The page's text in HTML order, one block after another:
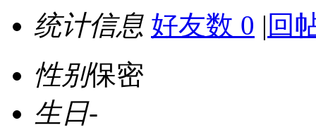
统计信息 好友数 0 | 回
性别保密
生日-